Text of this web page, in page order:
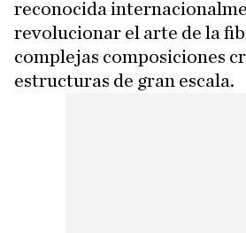
reconocida
revolucionar el arte de la
complejas composiciones
estructuras de gran escala.